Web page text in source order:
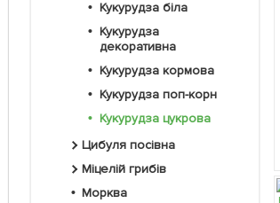
Кукурудза біла
Кукурудза
декоративна
Кукурудза кормова
Кукурудза поп-корн
Кукурудза цукрова
Цибуля посівна
Міцелій грибів
Морква